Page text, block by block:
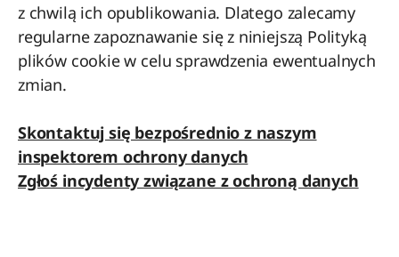
z chwilą ich opublikowania. Dlatego zalecamy
regularne zapoznawanie się z niniejszą Polityką
plików cookie w celu sprawdzenia ewentualnych
zmian.
Skontaktuj się bezpośrednio z naszym
inspektorem ochrony danych
Zgłoś incydenty związane z ochroną danych